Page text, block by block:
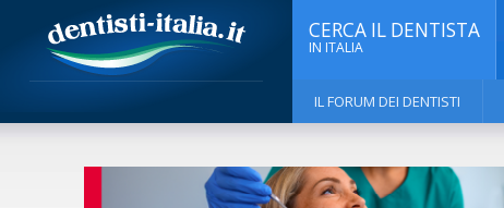
CERCA IL DENTISTA
IN ITALIA
IL FORUM DEI DENTISTI